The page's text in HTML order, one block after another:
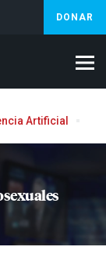
DONAR
Artificial